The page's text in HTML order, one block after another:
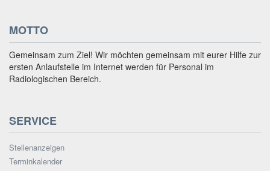
MOTTO
Gemeinsam zum Ziel! Wir möchten gemeinsam mit eurer Hilfe zur
ersten Anlaufstelle im Internet werden für Personal im
Radiologischen Bereich.
SERVICE
Stellenanzeigen
Terminkalender